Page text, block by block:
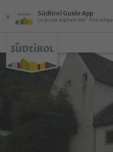
Südtirol Guide App
La guida digitale dell´Alto Adige